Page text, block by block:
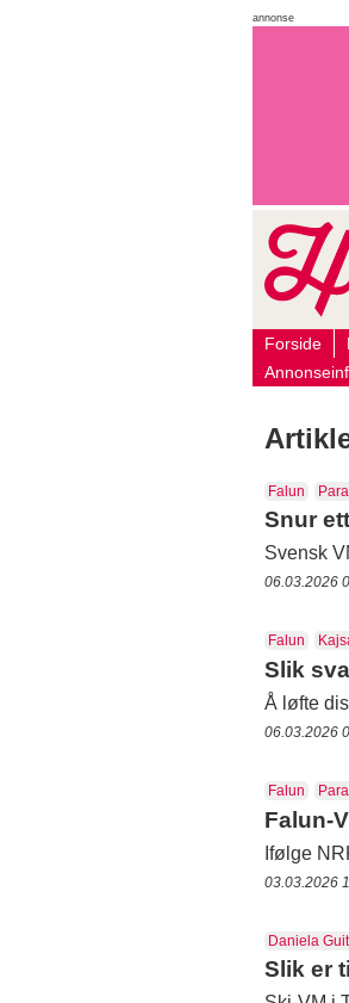
annonse
Forside
Falun
Snur
Svensk
06.03.2026
Falun
Slik
Å løfte
06.03.2026
Falun
Falun-
Ifølge
03.03.2026
Daniela
Slik er